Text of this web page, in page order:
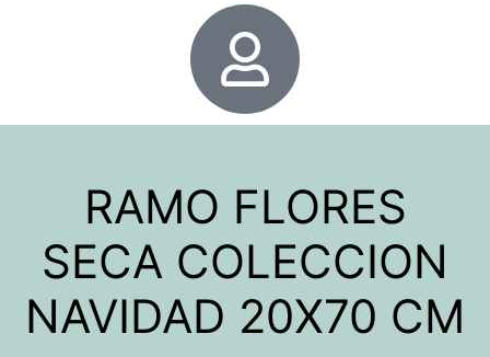
RAMO FLORES
SECA COLECCION
NAVIDAD 20X70 CM